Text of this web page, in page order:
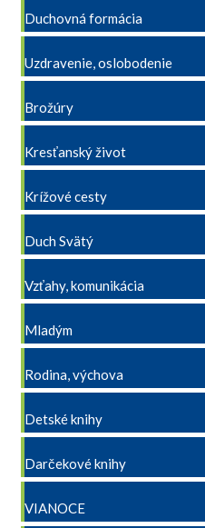
Duchovná formácia
Uzdravenie, oslobodenie
Brožúry
Kresťanský život
Krížové cesty
Duch Svätý
Vzťahy, komunikácia
Mladým
Rodina, výchova
Detské knihy
Darčekové knihy
VIANOCE